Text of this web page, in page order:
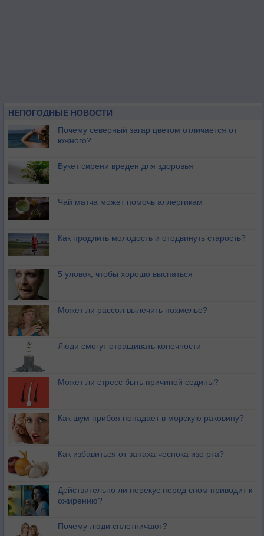
НЕПОГОДНЫЕ НОВОСТИ
Почему северный загар цветом отличается от
южного?
Букет сирени вреден для здоровья
Чай матча может помочь аллергикам
Как продлить молодость и отодвинуть старость?
5 уловок, чтобы хорошо выспаться
Может ли рассол вылечить похмелье?
Люди смогут отращивать конечности
Может ли стресс быть причиной седины?
Как шум прибоя попадает в морскую раковину?
Как избавиться от запаха чеснока изо рта?
Действительно ли перекус перед сном приводит к
ожирению?
Почему люди сплетничают?